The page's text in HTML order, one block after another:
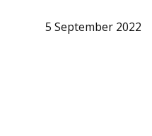
5 September 2022